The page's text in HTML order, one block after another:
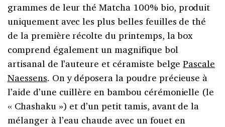
grammes de leur thé Matcha 100% bio, produit
uniquement avec les plus belles feuilles de thé
de la première récolte du printemps, la box
comprend également un magnifique bol
artisanal de l’auteure et céramiste belgePascale
Naessens. On y déposera la poudre précieuse à
l’aide d’une cuillère en bambou cérémonielle (le
« Chashaku ») et d’un petit tamis, avant de la
mélanger à l’eau chaude avec un fouet en